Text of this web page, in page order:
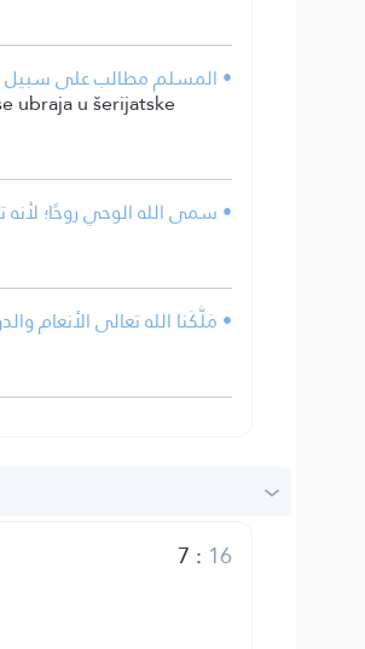
• المسلم مطالب على سبيل
ubraja u šerijatske
• سمى الله الوحي روحًا؛ لأنه
• مَلَّكَنا الله تعالى الأنعام
7 : 16